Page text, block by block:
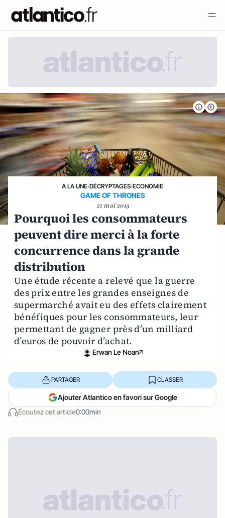
A LA UNE›DÉCRYPTAGES›ECONOMIE
GAME OF THRONES
21 mai 2015
Pourquoi les consommateurs
peuvent dire merci à la forte
concurrence dans la grande
distribution
Une étude récente a relevé que la guerre
des prix entre les grandes enseignes de
supermarché avait eu des effets clairement
bénéfiques pour les consommateurs, leur
permettant de gagner près d’un milliard
d’euros de pouvoir d’achat.
Erwan Le Noan
Écoutez cet article0:00min
PARTAGER CLASSER
Ajouter Atlantico en favori sur Google